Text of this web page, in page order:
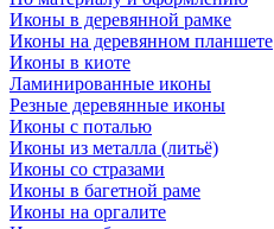
Иконы в деревянной рамке
Иконы на деревянном планшете
Иконы в киоте
Ламинированные иконы
Резные деревянные иконы
Иконы с поталью
Иконы из металла (литьё)
Иконы со стразами
Иконы в багетной раме
Иконы на оргалите